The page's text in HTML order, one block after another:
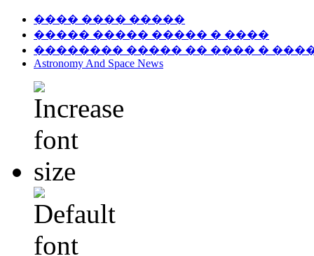
���� ���� �����
����� ����� ����� � ����
�������� ����� �� ���� �
Astronomy And Space News